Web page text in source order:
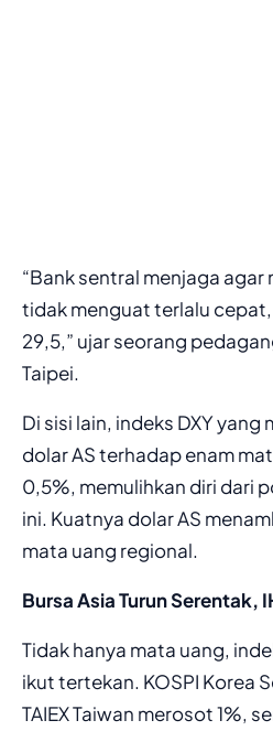
“Bank sentral menjaga agar
tidak menguat terlalu
29,5,” ujar seorang
Taipei.
Di sisi lain, indeks DXY
dolar AS terhadap enam
0,5%, memulihkan diri dari
ini. Kuatnya dolar AS
mata uang regional.
Bursa Asia Turun Serentak,
Tidak hanya mata uang,
ikut tertekan. KOSPI Korea
TAIEX Taiwan merosot 1%,